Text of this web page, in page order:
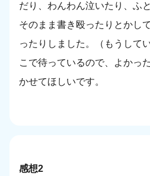
だり、わんわん泣いたり、ふ
そのまま書き殴ったりとかし
ったりしました。（もうして
こで待っているので、よかっ
かせてほしいです。
感想2